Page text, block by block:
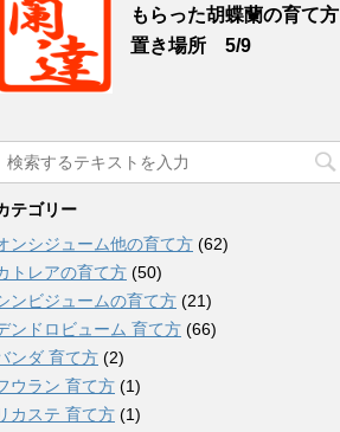
もらった胡蝶蘭の育て方
置き場所 5/9
テゴリー
ンシジューム他の育て方 (62)
トレアの育て方 (50)
ンビジュームの育て方 (21)
ンドロビューム 育て方 (66)
ンダ 育て方 (2)
ウラン 育て方 (1)
カステ 育て方 (1)